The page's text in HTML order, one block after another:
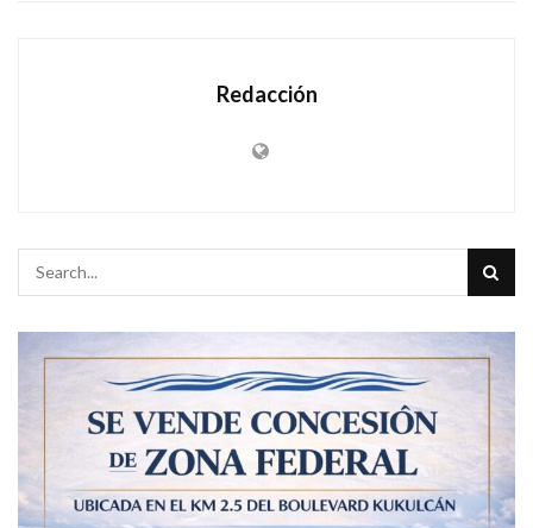
Redacción